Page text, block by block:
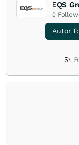
EQS
0
Autor